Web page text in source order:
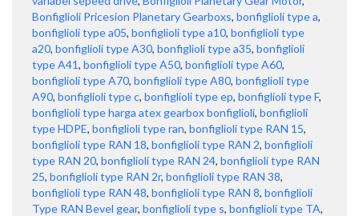
Bonfiglioli Pricesion Planetary Gearboxs, bonfiglioli type a,
bonfiglioli type a05, bonfiglioli type a10, bonfiglioli type
a20, bonfiglioli type A30, bonfiglioli type a35, bonfiglioli
type A41, bonfiglioli type A50, bonfiglioli type A60,
bonfiglioli type A70, bonfiglioli type A80, bonfiglioli type
A90, bonfiglioli type c, bonfiglioli type ep, bonfiglioli type F,
bonfiglioli type harga atex gearbox bonfiglioli, bonfiglioli
type HDPE, bonfiglioli type ran, bonfiglioli type RAN 15,
bonfiglioli type RAN 18, bonfiglioli type RAN 2, bonfiglioli
type RAN 20, bonfiglioli type RAN 24, bonfiglioli type RAN
25, bonfiglioli type RAN 2r, bonfiglioli type RAN 38,
bonfiglioli type RAN 48, bonfiglioli type RAN 8, bonfiglioli
Type RAN Bevel gear, bonfiglioli type s, bonfiglioli type TA,